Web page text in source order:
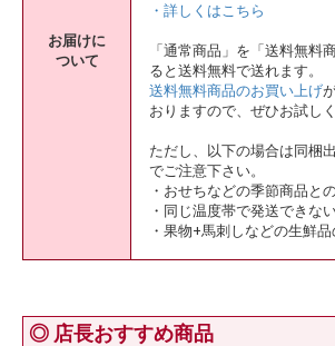
お届けに
ついて
・詳しくはこちら
「通常商品」を「送料無料
ると送料無料で送れます。
送料無料商品のお買い上げ
おりますので、ぜひお試しく
ただし、以下の場合は同梱
でご注意下さい。
・おせちなどの季節商品と
・同じ温度帯で発送できな
・果物+馬刺しなどの生鮮
◎ 店長おすすめ商品